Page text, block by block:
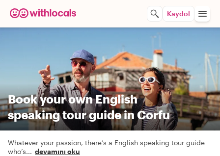
Kaydol
Book your own English
speaking tour guide in Corfu
Whatever your passion, there’s a English speaking tour guide
who’s... devamını oku